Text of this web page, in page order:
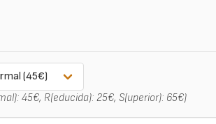
45€, R(educida): 25€, S(uperior): 65€)